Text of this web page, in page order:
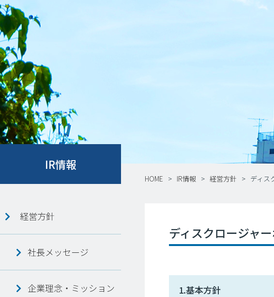
IR情報
経営方針
社長メッセージ
企業理念・ミッション
HOME IR情報 経営方針 ディス
ディスクロージャ
1.基本方針